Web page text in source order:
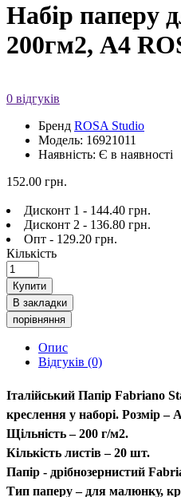
Набір паперу
200гм2, A4
0 відгуків
Бренд ROSA Studio
Модель: 16921011
Наявність: Є в наявності
152.00 грн.
Дисконт 1 - 144.40 грн.
Дисконт 2 - 136.80 грн.
Опт - 129.20 грн.
Кількість
Купити
В закладки
порівняння
Опис
Відгуків (0)
Італійський Папір Fabriano
креслення у наборі. Розмір –
Щільність – 200 г/м2.
Кількість листів – 20 шт.
Папір - дрібнозернистий
Тип паперу – для малюнку,